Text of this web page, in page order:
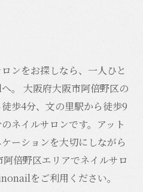
ンをお探しなら、一人ひと
。 大阪府大阪市阿倍野区の
歩4分、文の里駅から徒歩9
ネイルサロンです。アット
ーションを大切にしながら
倍野区エリアでネイルサロ
をご利用ください。